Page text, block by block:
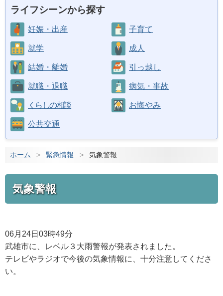
ライフシーンから探す
妊娠・出産 子育て
就学 成人
結婚・離婚 引っ越し
就職・退職 病気・事故
くらしの相談 お悔やみ
公共交通
ホーム > 緊急情報 > 気象警報
気象警報
06月24日03時49分
武雄市に、レベル３大雨警報が発表されました。
テレビやラジオで今後の気象情報に、十分注意してくださ
い。